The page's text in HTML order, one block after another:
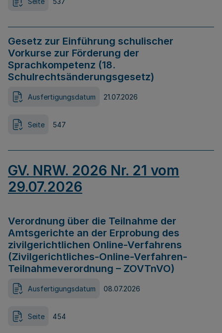
Gesetz zur Einführung schulischer
Vorkurse zur Förderung der
Sprachkompetenz (18.
Schulrechtsänderungsgesetz)
Ausfertigungsdatum 21.07.2026
Seite 547
GV. NRW. 2026 Nr. 21 vom
29.07.2026
Verordnung über die Teilnahme der
Amtsgerichte an der Erprobung des
zivilgerichtlichen Online-Verfahrens
(Zivilgerichtliches-Online-Verfahren-
Teilnahmeverordnung – ZOVTnVO)
Ausfertigungsdatum 08.07.2026
Seite 454